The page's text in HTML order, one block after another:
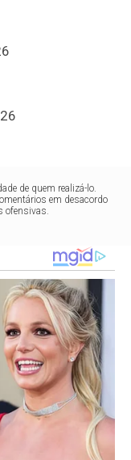
de quem realizá-lo.
em desacordo
ofensivas.